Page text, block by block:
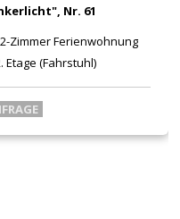
Nr. 61
Zimmer Ferienwohnung
(Fahrstuhl)